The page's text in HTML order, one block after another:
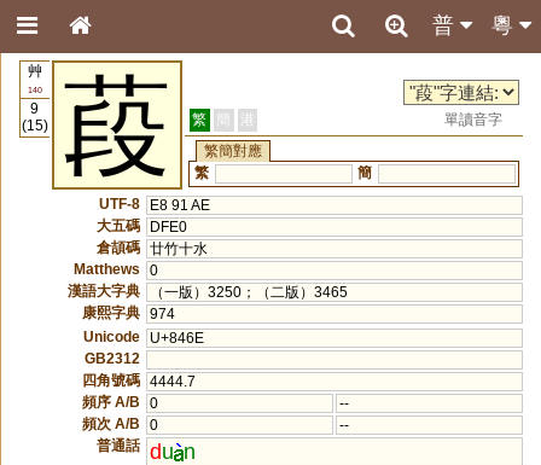
粵
普
艸
140
9
(15)
葮 繁 簡 港
單讀音字
繁簡對應
繁
簡
UTF-8
E8 91 AE
大五碼
DFE0
倉頡碼 廿竹十水
Matthews
0
漢語大字典
（一版）3250；（二版）3465
康熙字典 974
Unicode
U+846E
GB2312
四角號碼 4444.7
頻序 A/B
0
--
頻次 A/B
0
--
普通話 du n